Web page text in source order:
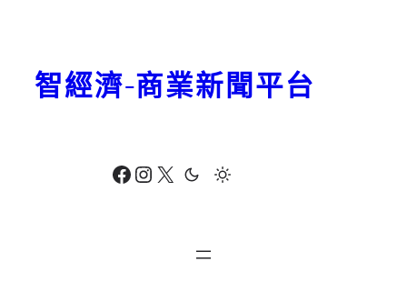
Facebook Instagram X
智經濟-商業新聞平台